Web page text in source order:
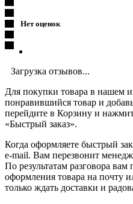
Нет оценок
Загрузка отзывов...
Для покупки товара в нашем
понравившийся товар и
перейдите в Корзину и
«Быстрый заказ».
Когда оформляете быстрый
e-mail. Вам перезвонит
По результатам разговора
оформления товара на почту
только ждать доставки и